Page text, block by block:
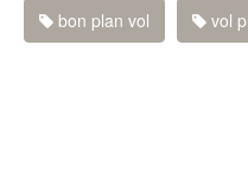
bon plan vol vol